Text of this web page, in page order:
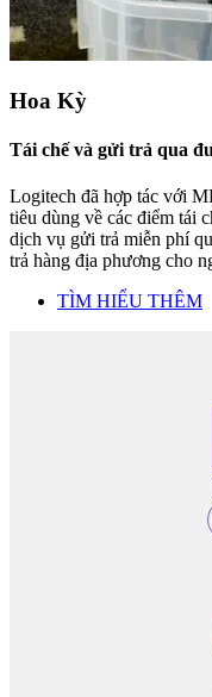
Hoa Kỳ
Tái chế và gửi trả qua
Logitech đã hợp tác với
tiêu dùng về các điểm tái
dịch vụ gửi trả miễn phí
trả hàng địa phương cho
TÌM HIỂU THÊM